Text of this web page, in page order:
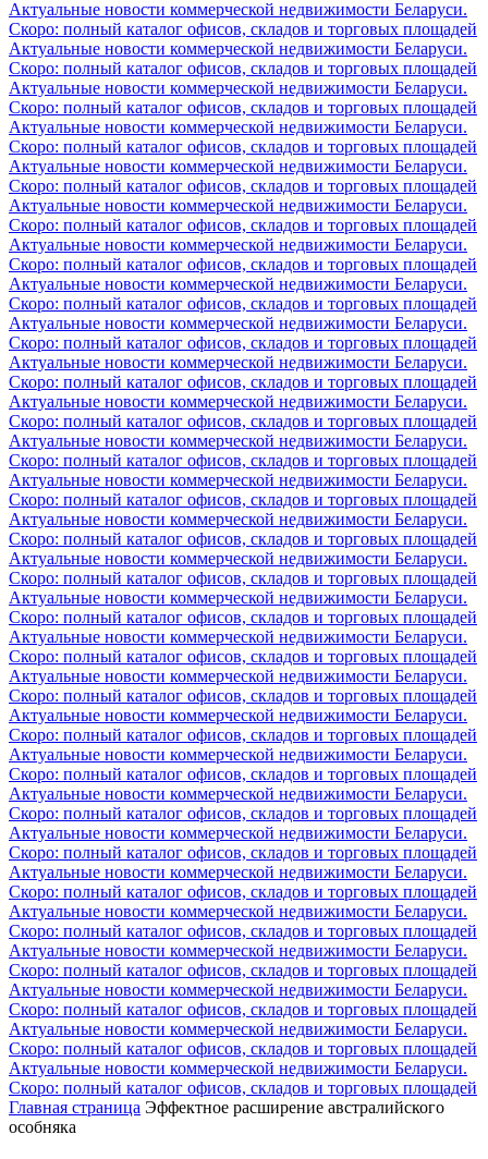
Актуальные новости коммерческой недвижимости Беларуси.
Скоро: полный каталог офисов, складов и торговых площадей
Актуальные новости коммерческой недвижимости Беларуси.
Скоро: полный каталог офисов, складов и торговых площадей
Актуальные новости коммерческой недвижимости Беларуси.
Скоро: полный каталог офисов, складов и торговых площадей
Актуальные новости коммерческой недвижимости Беларуси.
Скоро: полный каталог офисов, складов и торговых площадей
Актуальные новости коммерческой недвижимости Беларуси.
Скоро: полный каталог офисов, складов и торговых площадей
Актуальные новости коммерческой недвижимости Беларуси.
Скоро: полный каталог офисов, складов и торговых площадей
Актуальные новости коммерческой недвижимости Беларуси.
Скоро: полный каталог офисов, складов и торговых площадей
Актуальные новости коммерческой недвижимости Беларуси.
Скоро: полный каталог офисов, складов и торговых площадей
Актуальные новости коммерческой недвижимости Беларуси.
Скоро: полный каталог офисов, складов и торговых площадей
Актуальные новости коммерческой недвижимости Беларуси.
Скоро: полный каталог офисов, складов и торговых площадей
Актуальные новости коммерческой недвижимости Беларуси.
Скоро: полный каталог офисов, складов и торговых площадей
Актуальные новости коммерческой недвижимости Беларуси.
Скоро: полный каталог офисов, складов и торговых площадей
Актуальные новости коммерческой недвижимости Беларуси.
Скоро: полный каталог офисов, складов и торговых площадей
Актуальные новости коммерческой недвижимости Беларуси.
Скоро: полный каталог офисов, складов и торговых площадей
Актуальные новости коммерческой недвижимости Беларуси.
Скоро: полный каталог офисов, складов и торговых площадей
Актуальные новости коммерческой недвижимости Беларуси.
Скоро: полный каталог офисов, складов и торговых площадей
Актуальные новости коммерческой недвижимости Беларуси.
Скоро: полный каталог офисов, складов и торговых площадей
Актуальные новости коммерческой недвижимости Беларуси.
Скоро: полный каталог офисов, складов и торговых площадей
Актуальные новости коммерческой недвижимости Беларуси.
Скоро: полный каталог офисов, складов и торговых площадей
Актуальные новости коммерческой недвижимости Беларуси.
Скоро: полный каталог офисов, складов и торговых площадей
Актуальные новости коммерческой недвижимости Беларуси.
Скоро: полный каталог офисов, складов и торговых площадей
Актуальные новости коммерческой недвижимости Беларуси.
Скоро: полный каталог офисов, складов и торговых площадей
Актуальные новости коммерческой недвижимости Беларуси.
Скоро: полный каталог офисов, складов и торговых площадей
Актуальные новости коммерческой недвижимости Беларуси.
Скоро: полный каталог офисов, складов и торговых площадей
Актуальные новости коммерческой недвижимости Беларуси.
Скоро: полный каталог офисов, складов и торговых площадей
Актуальные новости коммерческой недвижимости Беларуси.
Скоро: полный каталог офисов, складов и торговых площадей
Актуальные новости коммерческой недвижимости Беларуси.
Скоро: полный каталог офисов, складов и торговых площадей
Актуальные новости коммерческой недвижимости Беларуси.
Скоро: полный каталог офисов, складов и торговых площадей
Главная страница Эффектное расширение австралийского
особняка